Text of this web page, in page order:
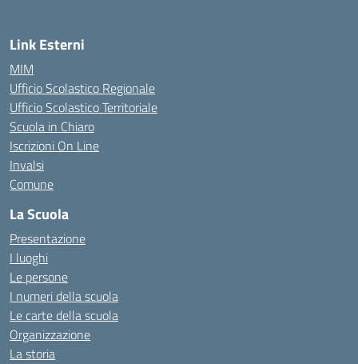
Link Esterni
MIM
Ufficio Scolastico Regionale
Ufficio Scolastico Territoriale
Scuola in Chiaro
Iscrizioni On Line
Invalsi
Comune
La Scuola
Presentazione
I luoghi
Le persone
I numeri della scuola
Le carte della scuola
Organizzazione
La storia